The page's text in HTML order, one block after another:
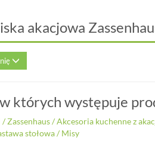
akacjowa
których występuje
/ Zassenhaus/Akcesoria kuchenne z
stołowa/ Misy